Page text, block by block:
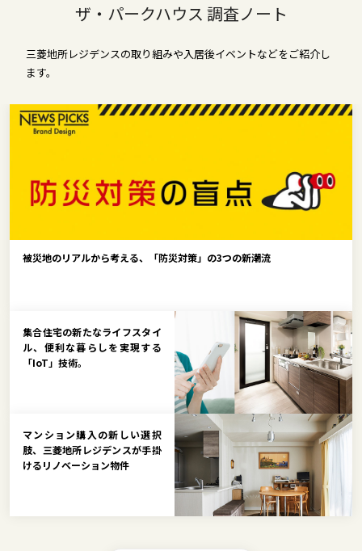
ザ・パークハウス 調査ノート
三菱地所レジデンスの取り組みや入居後イベントなどをご紹介し
ます。
被災地のリアルから考える、「防災対策」の3つの新潮流
集合住宅の新たなライフスタイ
ル、便利な暮らしを実現する
「IoT」技術。
マンション購入の新しい選択
肢、三菱地所レジデンスが手掛
けるリノベーション物件